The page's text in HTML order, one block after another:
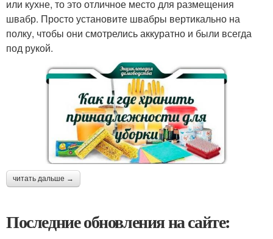
или кухне, то это отличное место для размещения
швабр. Просто установите швабры вертикально на
полку, чтобы они смотрелись аккуратно и были всегда
под рукой.
читать дальше →
Последние обновления на сайте: